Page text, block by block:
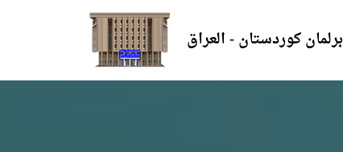
برلمان كوردستان - العراق